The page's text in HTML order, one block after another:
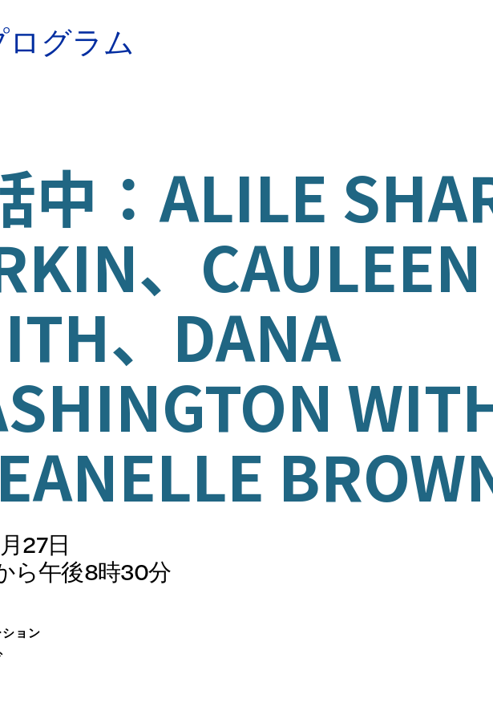
グラム
年の育成
会
プログラム
イブ
话
語
中：ALILE
、CAULEEN
、DANA
27日
ら午後8時30分
ョン